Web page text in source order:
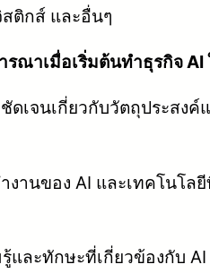
ติกส์ และอื่นๆ
ณาเมื่อเริ่มต้นทำธุรกิจ AI
ดเจนเกี่ยวกับวัตถุประส
านของ AI และเทคโนโล
และทักษะที่เกี่ยวข้องกับ